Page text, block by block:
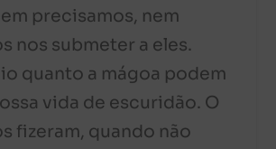
precisamos, nem
nos submeter a eles.
quanto a mágoa podem
vida de escuridão. O
fizeram, quando não